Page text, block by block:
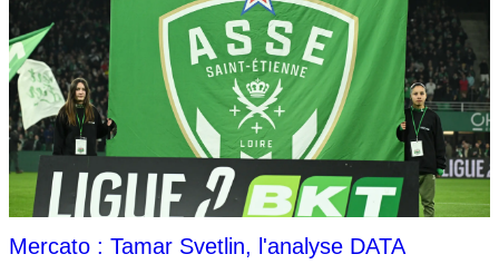
Mercato : Tamar Svetlin, l'analyse DATA